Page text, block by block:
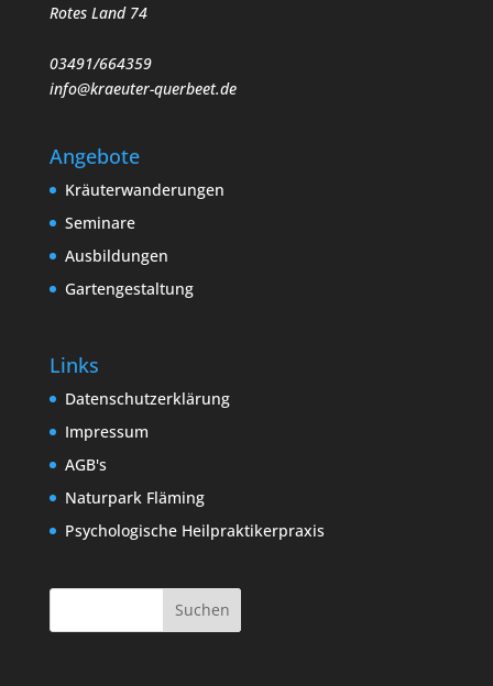
Rotes Land 74
03491/664359
info@kraeuter-querbeet.de
Angebote
Kräuterwanderungen
Seminare
Ausbildungen
Gartengestaltung
Links
Datenschutzerklärung
Impressum
AGB's
Naturpark Fläming
Psychologische Heilpraktikerpraxis